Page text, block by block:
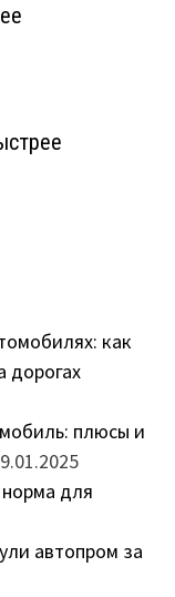
как
дорогах
плюсы и
для
автопром за